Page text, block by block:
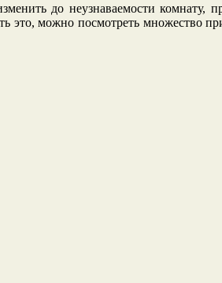
до неузнаваемости комнату,
это, можно посмотреть множество